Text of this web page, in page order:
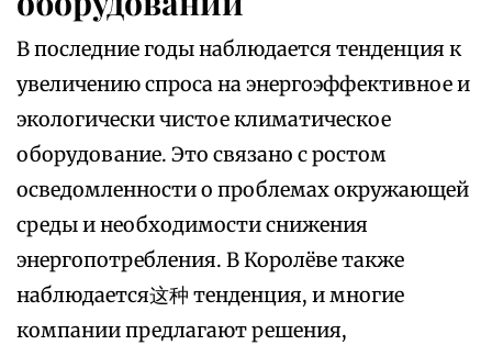
В последние годы наблюдается тенденция к
увеличению спроса на энергоэффективное и
экологически чистое климатическое
оборудование. Это связано с ростом
осведомленности о проблемах окружающей
среды и необходимости снижения
энергопотребления. В Королёве также
наблюдается这种 тенденция, и многие
компании предлагают решения,